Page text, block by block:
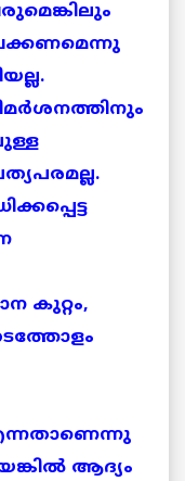
കുറ്റം,
എന്നതാണെന്നു
ആദ്യം